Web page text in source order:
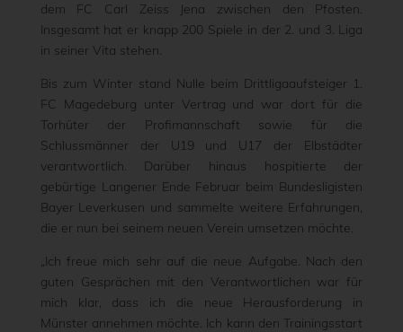
dem FC Carl Zeiss Jena zwischen den Pfosten.
Insgesamt hat er knapp 200 Spiele in der 2. und 3. Liga
in seiner Vita stehen.
Bis zum Winter stand Nulle beim Drittligaaufsteiger 1.
FC Magedeburg unter Vertrag und war dort für die
Torhüter der Profimannschaft sowie für die
Schlussmänner der U19 und U17 der Elbstädter
verantwortlich. Darüber hinaus hospitierte der
gebürtige Langener Ende Februar beim Bundesligisten
Bayer Leverkusen und sammelte weitere Erfahrungen,
die er nun bei seinem neuen Verein umsetzen möchte.
„Ich freue mich sehr auf die neue Aufgabe. Nach den
guten Gesprächen mit den Verantwortlichen war für
mich klar, dass ich die neue Herausforderung in
Münster annehmen möchte. Ich kann den Trainingsstart